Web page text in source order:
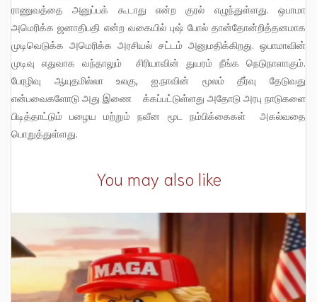
ராணுவத்தை அனுப்பக் கூடாது என்ற குரல் எழுந்துள்ளது. ஒபாமா
அமெரிக்க ஜனாதிபதி என்ற வகையில் புஷ் போல் தான்தோன்றித்தனமாக
முடிவெடுக்க அமெரிக்க அரசியல் சட்டம் அனுமதிக்கிறது. ஒபாமாவின்
முடிவு எதுவாக வந்தாலும் சிரியாவின் துயரம் நீங்க நெடுநாளாகும்.
பேரழிவு ஆயுதமில்லா உலகு, ஐ.நாவின் மூலம் தீர்வு தேடுவது
என்பவைகளோடு அது இணை க்கப்பட்டுள்ளது அதோடு அரபு நாடுகளை
பிடித்தாட்டும் பழைய மற்றும் நவீன மூட நம்பிக்கைகள் அகல்வதை
பொறுத்துள்ளது.
You may also like